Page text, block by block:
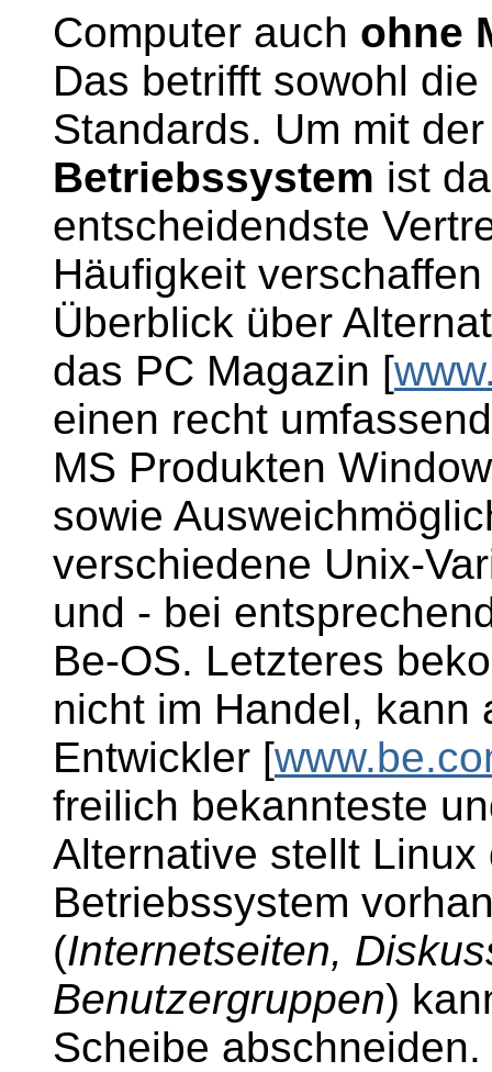
Computer auch ohne
Das betrifft sowohl
Standards. Um mit
Betriebssystem ist
entscheidendste
Häufigkeit
Überblick über
das PC Magazin [
einen recht
MS Produkten
sowie
verschiedene Unix-
und - bei
Be-OS. Letzteres
nicht im Handel, kann
Entwickler [
freilich bekannteste
Alternative stellt
Betriebssystem
(Internetseiten,
Benutzergruppen)
Scheibe abschneiden.